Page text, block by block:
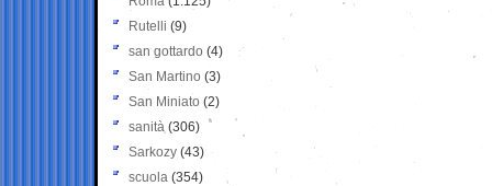
Rutelli (9)
san gottardo (4)
San Martino (3)
San Miniato (2)
sanità (306)
Sarkozy (43)
scuola (354)